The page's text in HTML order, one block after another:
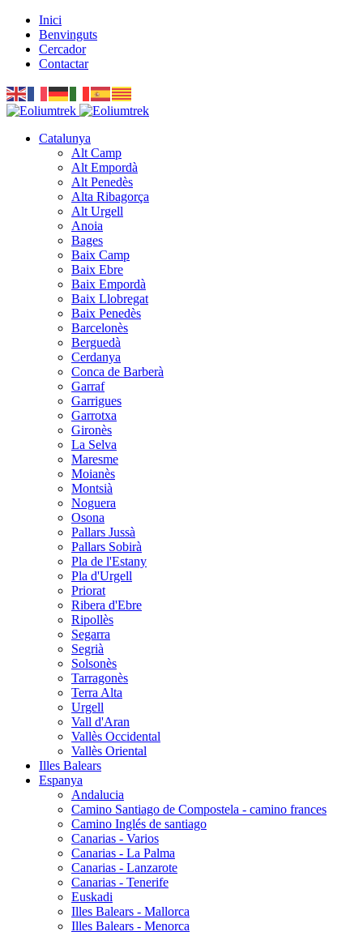
Inici
Benvinguts
Cercador
Contactar
Catalunya
Alt Camp
Alt Empordà
Alt Penedès
Alta Ribagorça
Alt Urgell
Anoia
Bages
Baix Camp
Baix Ebre
Baix Empordà
Baix Llobregat
Baix Penedès
Barcelonès
Berguedà
Cerdanya
Conca de Barberà
Garraf
Garrigues
Garrotxa
Gironès
La Selva
Maresme
Moianès
Montsià
Noguera
Osona
Pallars Jussà
Pallars Sobirà
Pla de l'Estany
Pla d'Urgell
Priorat
Ribera d'Ebre
Ripollès
Segarra
Segrià
Solsonès
Tarragonès
Terra Alta
Urgell
Vall d'Aran
Vallès Occidental
Vallès Oriental
Illes Balears
Espanya
Andalucia
Camino Santiago de Compostela - camino frances
Camino Inglés de santiago
Canarias - Varios
Canarias - La Palma
Canarias - Lanzarote
Canarias - Tenerife
Euskadi
Illes Balears - Mallorca
Illes Balears - Menorca